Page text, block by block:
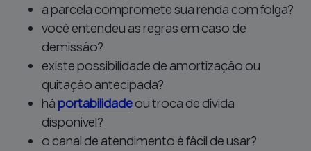
a parcela compromete sua renda com folga?
você entendeu as regras em caso de
demissão?
existe possibilidade de amortização ou
quitação antecipada?
háportabilidadeou troca de dívida
disponível?
o canal de atendimento é fácil de usar?